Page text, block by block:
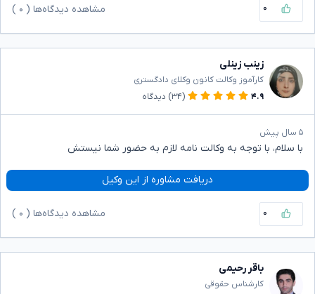
۰ مشاهده دیدگاه‌ها ( ۰
زینب زینلی
کارآموز وکالت کانون وکلای دادگستری
۴.۹
(۳۴) دیدگاه
۵ سال پیش
با سلام، با توجه به وکالت نامه لازم به حضور شما نیستش
دریافت مشاوره از این وکیل
۰ مشاهده دیدگاه‌ها ( ۰
باقر رحیمی
کارشناس حقوقی